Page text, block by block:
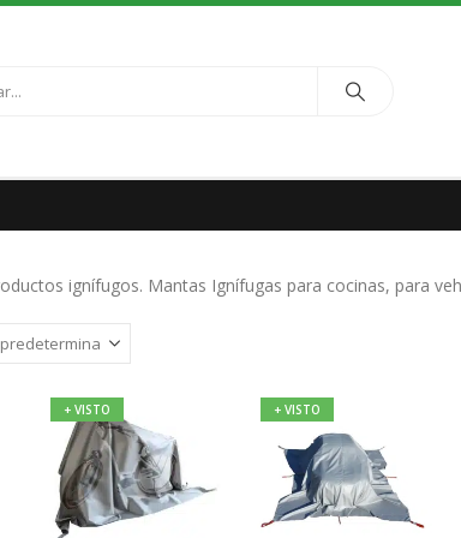
ignífugos. Mantas Ignífugas para cocinas, para
+ VISTO + VISTO